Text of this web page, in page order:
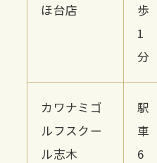
ほ台店
歩
1
分
カワナミゴ
ルフスクー
ル志木
駅
車
6